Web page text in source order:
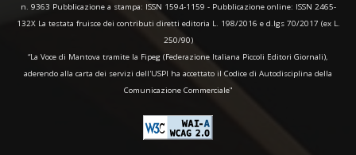
n. 9363 Pubblicazione a stampa: ISSN 1594-1159 - Pubblicazione online: ISSN 2465-
132X La testata fruisce dei contributi diretti editoria L. 198/2016 e d.lgs 70/2017 (ex L.
250/90)
“La Voce di Mantova tramite la Fipeg (Federazione Italiana Piccoli Editori Giornali),
aderendo alla carta dei servizi dell'USPI ha accettato il Codice di Autodisciplina della
Comunicazione Commerciale"